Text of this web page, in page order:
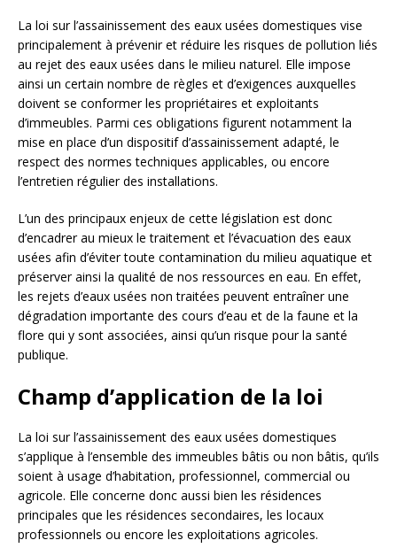
La loi sur l’assainissement des eaux usées domestiques vise
principalement à prévenir et réduire les risques de pollution liés
au rejet des eaux usées dans le milieu naturel. Elle impose
ainsi un certain nombre de règles et d’exigences auxquelles
doivent se conformer les propriétaires et exploitants
d’immeubles. Parmi ces obligations figurent notamment la
mise en place d’un dispositif d’assainissement adapté, le
respect des normes techniques applicables, ou encore
l’entretien régulier des installations.
L’un des principaux enjeux de cette législation est donc
d’encadrer au mieux le traitement et l’évacuation des eaux
usées afin d’éviter toute contamination du milieu aquatique et
préserver ainsi la qualité de nos ressources en eau. En effet,
les rejets d’eaux usées non traitées peuvent entraîner une
dégradation importante des cours d’eau et de la faune et la
flore qui y sont associées, ainsi qu’un risque pour la santé
publique.
Champ d’application de la loi
La loi sur l’assainissement des eaux usées domestiques
s’applique à l’ensemble des immeubles bâtis ou non bâtis, qu’ils
soient à usage d’habitation, professionnel, commercial ou
agricole. Elle concerne donc aussi bien les résidences
principales que les résidences secondaires, les locaux
professionnels ou encore les exploitations agricoles.